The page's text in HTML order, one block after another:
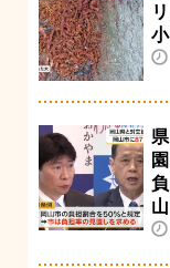
山